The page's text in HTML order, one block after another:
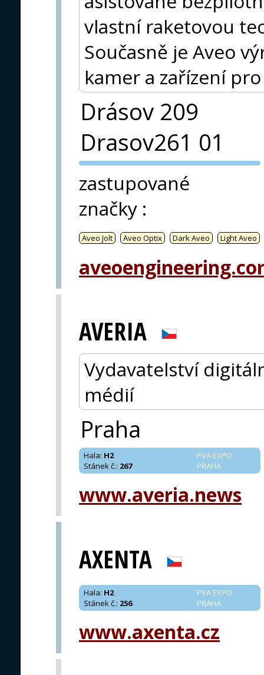
vlastní raketovou
Současně je Aveo
kamer a zařízení
Drásov 209
Drasov261 01
PVA EXPO
zastupované
značky :
Aveo Jolt Aveo Optix Dark Aveo Light Aveo
AVERIA
Vydavatelství
médií
Praha
PVA EXPO
PRAHA
Hala: H2
Stánek č.: 267
www.averia.news
AXENTA
PVA EXPO
PRAHA
Hala: H2
Stánek č.: 256
www.axenta.cz